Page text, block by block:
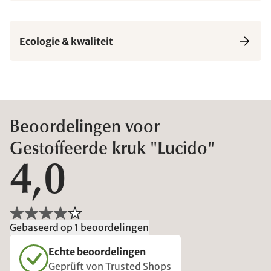
Ecologie & kwaliteit
Beoordelingen voor
Gestoffeerde kruk "Lucido"
4,0
Gebaseerd op 1 beoordelingen
Echte beoordelingen
Geprüft von Trusted Shops